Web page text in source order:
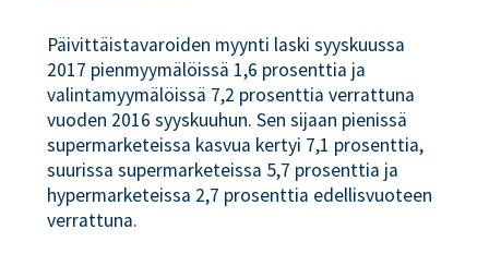
Päivittäistavaroiden myynti laski syyskuussa
2017 pienmyymälöissä 1,6 prosenttia ja
valintamyymälöissä 7,2 prosenttia verrattuna
vuoden 2016 syyskuuhun. Sen sijaan pienissä
supermarketeissa kasvua kertyi 7,1 prosenttia,
suurissa supermarketeissa 5,7 prosenttia ja
hypermarketeissa 2,7 prosenttia edellisvuoteen
verrattuna.